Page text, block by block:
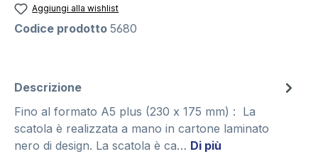
Aggiungi alla wishlist
Codice prodotto 5680
Descrizione
Fino al formato A5 plus (230 x 175 mm) : La
scatola è realizzata a mano in cartone laminato
nero di design. La scatola è ca… Di più